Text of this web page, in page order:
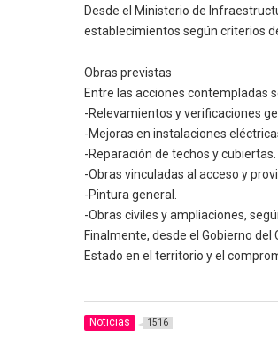
Desde el Ministerio de
establecimientos según criterios
Obras previstas
Entre las acciones contempladas
-Relevamientos y verificaciones
-Mejoras en instalaciones
-Reparación de techos y cubiertas.
-Obras vinculadas al acceso y
-Pintura general.
-Obras civiles y ampliaciones,
Finalmente, desde el Gobierno
Estado en el territorio y el
Noticias 1516